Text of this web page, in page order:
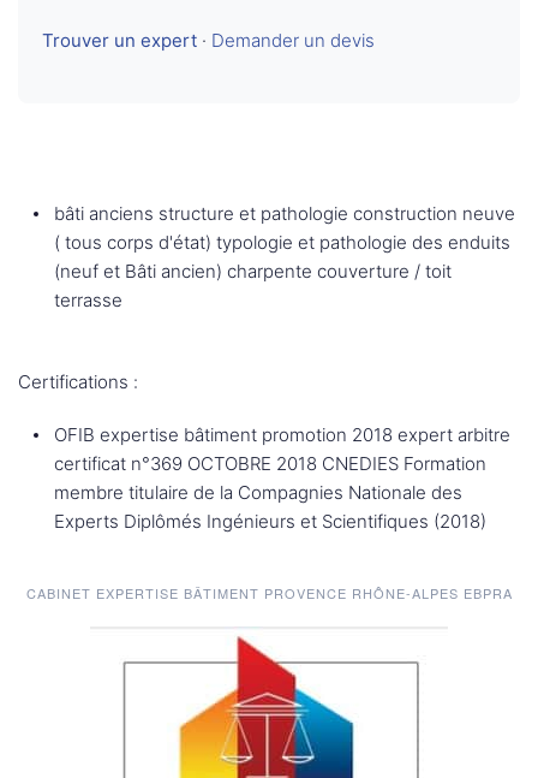
Trouver un expert · Demander un devis
bâti anciens structure et pathologie construction neuve
( tous corps d'état) typologie et pathologie des enduits
(neuf et Bâti ancien) charpente couverture / toit
terrasse
Certifications :
OFIB expertise bâtiment promotion 2018 expert arbitre
certificat n°369 OCTOBRE 2018 CNEDIES Formation
membre titulaire de la Compagnies Nationale des
Experts Diplômés Ingénieurs et Scientifiques (2018)
CABINET EXPERTISE BÂTIMENT PROVENCE RHÔNE-ALPES EBPRA